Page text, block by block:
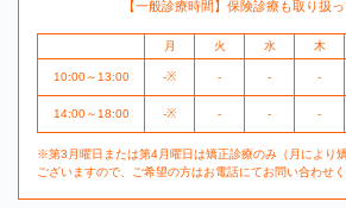
【一般診療時間】保険診療も取り扱
月 火 水 木
10:00～13:00 -※ - - -
14:00～18:00 -※ - - -
※第3月曜日または第4月曜日は矯正診療のみ（月により
ございますので、ご希望の方はお電話にてお問い合わせく